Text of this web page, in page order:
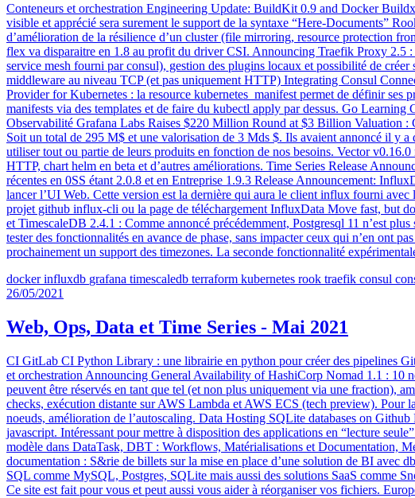
Conteneurs et orchestration Engineering Update: BuildKit 0.9 and Docker
visible et apprécié sera surement le support de la syntaxe “Here-Documents”
d’amélioration de la résilience d’un cluster (file mirroring, resource protection
flex va disparaitre en 1.8 au profit du driver CSI. Announcing Traefik Proxy 2.5
service mesh fourni par consul), gestion des plugins locaux et possibilité de
middleware au niveau TCP (et pas uniquement HTTP) Integrating Consul
Provider for Kubernetes : la resource kubernetes_manifest permet de définir
manifests via des templates et de faire du kubectl apply par dessus. Go
Observabilité Grafana Labs Raises $220 Million Round at $3 Billion Valuation :
Soit un total de 295 M$ et une valorisation de 3 Mds $. Ils avaient annoncé il y
utiliser tout ou partie de leurs produits en fonction de nos besoins. Vector
HTTP, chart helm en beta et d’autres améliorations. Time Series Release
récentes en 0SS étant 2.0.8 et en Entreprise 1.9.3 Release Announcement:
lancer l’UI Web. Cette version est la dernière qui aura le client influx fourni
projet github influx-cli ou la page de téléchargement InfluxData Move fast, but
et TimescaleDB 2.4.1 : Comme annoncé précédemment, Postgresql 11 n’est
tester des fonctionnalités en avance de phase, sans impacter ceux qui n’en ont
prochainement un support des timezones. La seconde fonctionnalité
docker influxdb grafana timescaledb terraform kubernetes rook traefik consul
26/05/2021
Web, Ops, Data et Time Series - Mai 2021
CI GitLab CI Python Library : une librairie en python pour créer des pipelines
et orchestration Announcing General Availability of HashiCorp Nomad 1.1 : 10
peuvent être réservés en tant que tel (et non plus uniquement via une fraction),
checks, exécution distante sur AWS Lambda et AWS ECS (tech preview). Pour
noeuds, amélioration de l’autoscaling. Data Hosting SQLite databases on
javascript. Intéressant pour mettre à disposition des applications en “lecture
modèle dans DataTask, DBT : Workflows, Matérialisations et Documentation,
documentation : S&rie de billets sur la mise en place d’une solution de BI avec
SQL comme MySQL, Postgres, SQLite mais aussi des solutions SaaS comme
Ce site est fait pour vous et peut aussi vous aider à réorganiser vos fichiers.